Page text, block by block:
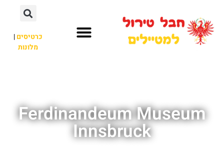
כרטיסים|
מלונות
Ferdinandeum Museum
Innsbruck